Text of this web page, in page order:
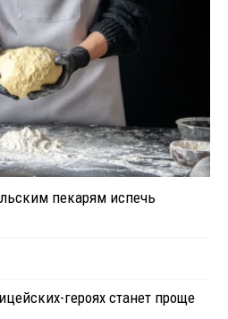
пекарям испечь
героях станет проще